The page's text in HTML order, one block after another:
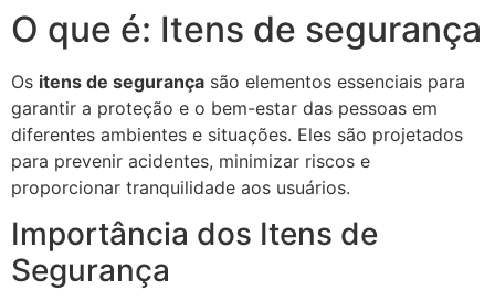
O que é: Itens de segurança
Os itens de segurança são elementos essenciais para
garantir a proteção e o bem-estar das pessoas em
diferentes ambientes e situações. Eles são projetados
para prevenir acidentes, minimizar riscos e
proporcionar tranquilidade aos usuários.
Importância dos Itens de
Segurança